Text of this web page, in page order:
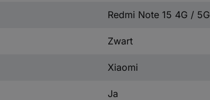
Redmi Note 15 4G / 5G
Zwart
Xiaomi
Ja